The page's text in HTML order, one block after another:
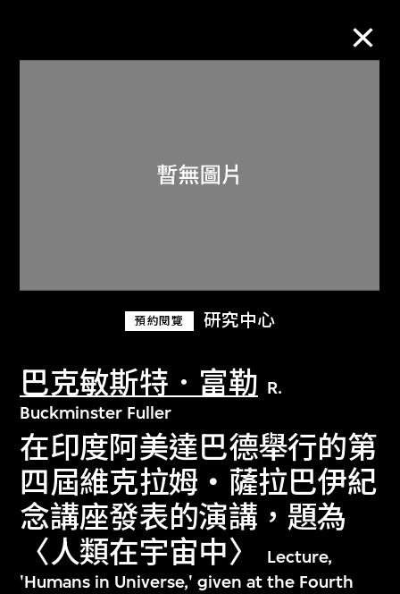
預約閱覽 研究中心
巴克敏斯特．富勒 R.
Buckminster Fuller
在印度阿美達巴德舉行的第
四屆維克拉姆‧薩拉巴伊紀
念講座發表的演講，題為
〈人類在宇宙中〉
Lecture,
'Humans in Universe,' given at the Fourth
關於M+藏品
探索世界頂級的二十及二十一世紀視覺
文化藏品。